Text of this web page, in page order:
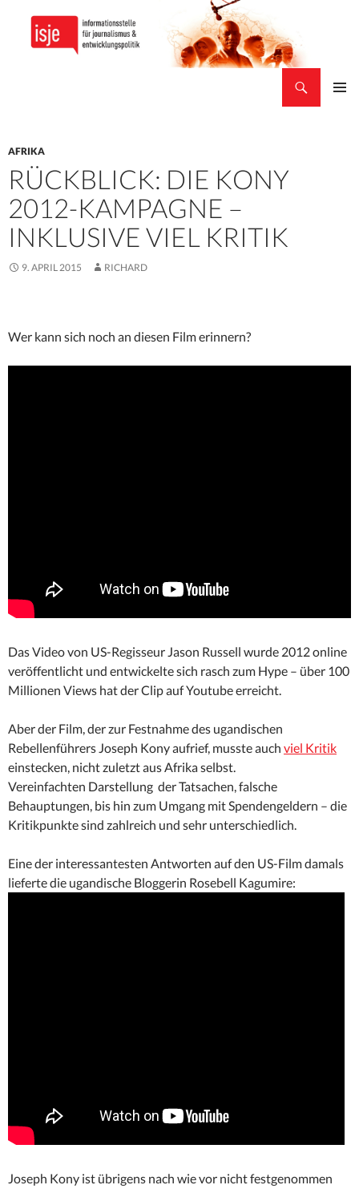
AFRIKA
RÜCKBLICK: DIE KONY
2012-KAMPAGNE –
INKLUSIVE VIEL KRITIK
9. APRIL 2015 RICHARD
Wer kann sich noch an diesen Film erinnern?
Das Video von US-Regisseur Jason Russell wurde 2012 online
veröffentlicht und entwickelte sich rasch zum Hype – über 100
Millionen Views hat der Clip auf Youtube erreicht.
Aber der Film, der zur Festnahme des ugandischen
Rebellenführers Joseph Kony aufrief, musste auch viel Kritik
einstecken, nicht zuletzt aus Afrika selbst.
Vereinfachten Darstellung der Tatsachen, falsche
Behauptungen, bis hin zum Umgang mit Spendengeldern – die
Kritikpunkte sind zahlreich und sehr unterschiedlich.
Eine der interessantesten Antworten auf den US-Film damals
lieferte die ugandische Bloggerin Rosebell Kagumire:
Joseph Kony ist übrigens nach wie vor nicht festgenommen